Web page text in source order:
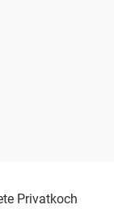
Privatkoch